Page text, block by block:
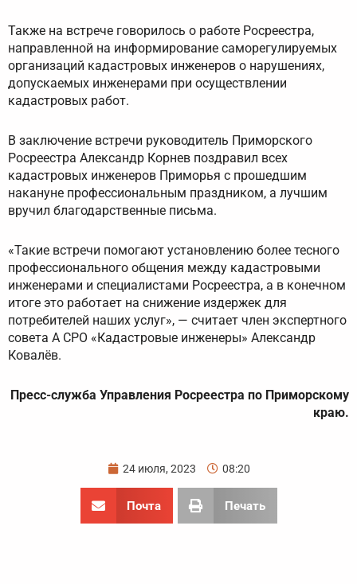
Также на встрече говорилось о работе Росреестра,
направленной на информирование саморегулируемых
организаций кадастровых инженеров о нарушениях,
допускаемых инженерами при осуществлении
кадастровых работ.
В заключение встречи руководитель Приморского
Росреестра Александр Корнев поздравил всех
кадастровых инженеров Приморья с прошедшим
накануне профессиональным праздником, а лучшим
вручил благодарственные письма.
«Такие встречи помогают установлению более тесного
профессионального общения между кадастровыми
инженерами и специалистами Росреестра, а в конечном
итоге это работает на снижение издержек для
потребителей наших услуг», — считает член экспертного
совета А СРО «Кадастровые инженеры» Александр
Ковалёв.
Пресс-служба Управления Росреестра по Приморскому
краю.
24 июля, 2023 08:20
Почта Печать